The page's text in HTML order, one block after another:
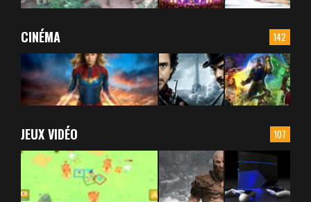
142
CINÉMA
107
JEUX VIDÉO